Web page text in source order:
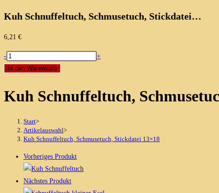
Kuh Schnuffeltuch, Schmusetuch, Stickdatei…
6,21 €
Kuh
Schnuffeltuch,
Stickdatei
-
+
In den Warenkorb
Kuh Schnuffeltuch,
Start>
Artikelauswahl>
Kuh Schnuffeltuch, Schmusetuch, Stickdatei 13×18
Vorheriges Produkt
Nächstes Produkt